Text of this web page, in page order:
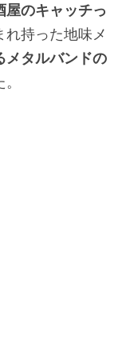
屋のキャッチっ
持った地味メ
メタルバンドの